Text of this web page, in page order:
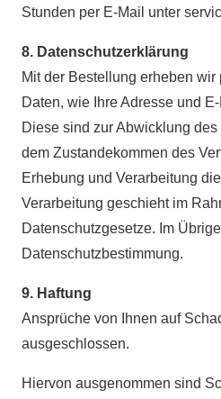
Stunden per E-Mail unter
8. Datenschutzerklärung
Mit der Bestellung erheben
Daten, wie Ihre Adresse und
Diese sind zur Abwicklung
dem Zustandekommen des
Erhebung und Verarbeitung
Verarbeitung geschieht im
Datenschutzgesetze. Im
Datenschutzbestimmung.
9. Haftung
Ansprüche von Ihnen auf
ausgeschlossen.
Hiervon ausgenommen sind